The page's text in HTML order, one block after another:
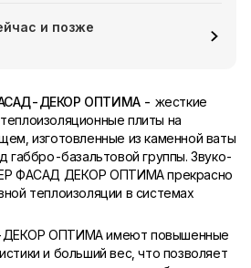
и позже
ДЕКОР ОПТИМА - жесткие
плиты на
изготовленные из каменной ваты
габбро-базальтовой группы. Звуко-
ФАСАД ДЕКОР ОПТИМА прекрасно
теплоизоляции в системах
ОПТИМА имеют повышенные
и больший вес, что позволяет